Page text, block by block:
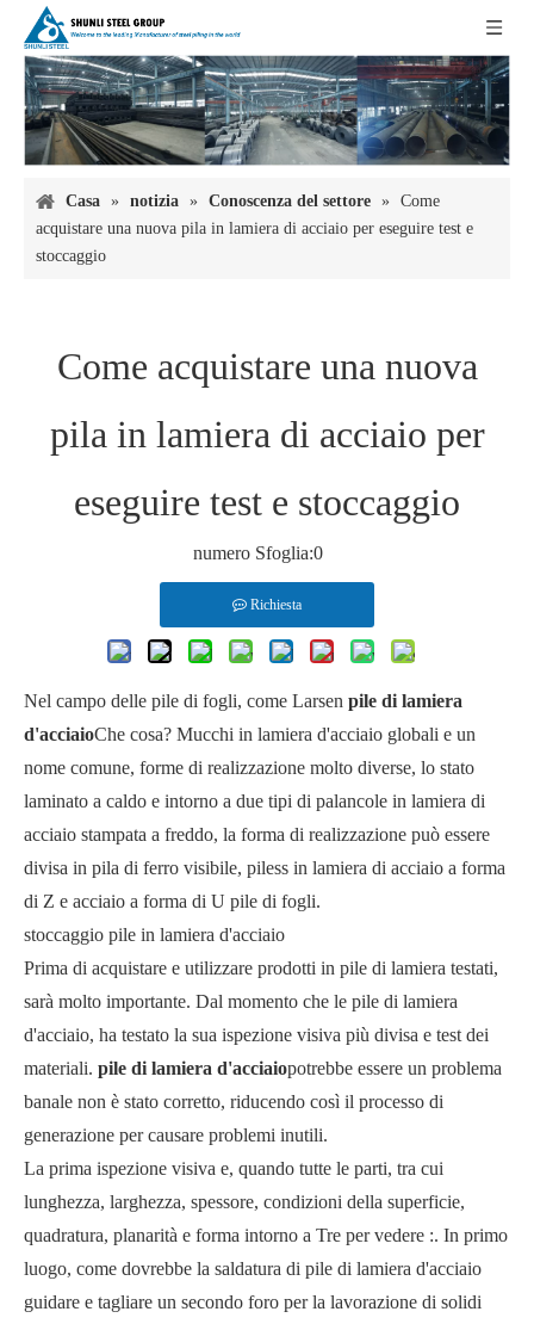
Casa » notizia » Conoscenza del settore » Come
acquistare una nuova pila in lamiera di acciaio per eseguire test e
stoccaggio
Come acquistare una nuova
pila in lamiera di acciaio per
eseguire test e stoccaggio
numero Sfoglia:0
Richiesta
Nel campo delle pile di fogli, come Larsen pile di lamiera
d'acciaioChe cosa? Mucchi in lamiera d'acciaio globali e un
nome comune, forme di realizzazione molto diverse, lo stato
laminato a caldo e intorno a due tipi di palancole in lamiera di
acciaio stampata a freddo, la forma di realizzazione può essere
divisa in pila di ferro visibile, piless in lamiera di acciaio a forma
di Z e acciaio a forma di U pile di fogli.
stoccaggio pile in lamiera d'acciaio
Prima di acquistare e utilizzare prodotti in pile di lamiera testati,
sarà molto importante. Dal momento che le pile di lamiera
d'acciaio, ha testato la sua ispezione visiva più divisa e test dei
materiali. pile di lamiera d'acciaiopotrebbe essere un problema
banale non è stato corretto, riducendo così il processo di
generazione per causare problemi inutili.
La prima ispezione visiva e, quando tutte le parti, tra cui
lunghezza, larghezza, spessore, condizioni della superficie,
quadratura, planarità e forma intorno a Tre per vedere :. In primo
luogo, come dovrebbe la saldatura di pile di lamiera d'acciaio
guidare e tagliare un secondo foro per la lavorazione di solidi